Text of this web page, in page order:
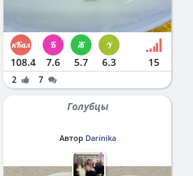
108.4 7.6 5.7 6.3 15
2 7
Голубцы
Автор Darinika